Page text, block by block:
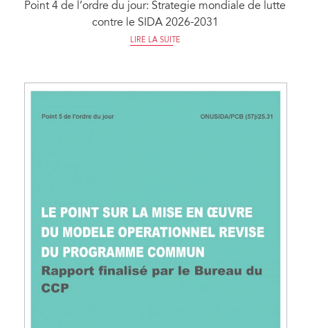
Point 4 de l’ordre du jour: Strategie mondiale de lutte
contre le SIDA 2026-2031
LIRE LA SUITE